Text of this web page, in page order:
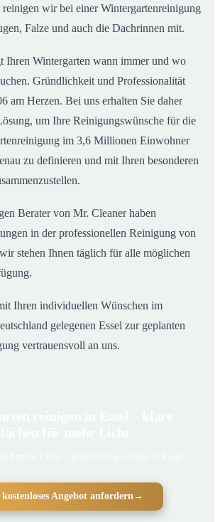
reinigen wir bei einer Wintergartenreinigung
Falze und auch die Dachrinnen mit.
Ihren Wintergarten wann immer und wo
Gründlichkeit und Professionalität
am Herzen. Bei uns erhalten Sie daher
um Ihre Reinigungswünsche für die
im 3,6 Millionen Einwohner
zu definieren und mit Ihren besonderen
Berater von Mr. Cleaner haben
in der professionellen Reinigung von
stehen Ihnen täglich für alle möglichen
Ihren individuellen Wünschen im
gelegenen Essel zur geplanten
vertrauensvoll an uns.
Angebot anfordern→